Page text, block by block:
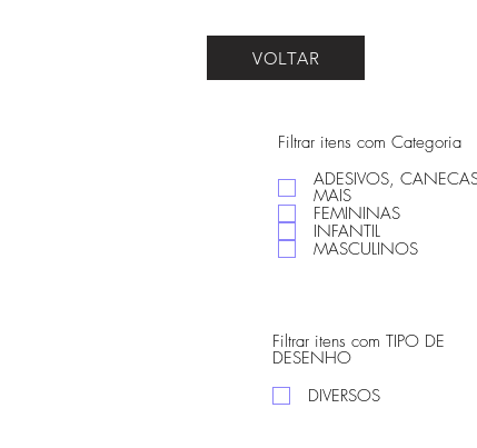
VOLTAR
Filtrar itens com Categoria
ADESIVOS,
MAIS
FEMININAS
INFANTIL
MASCULINOS
Filtrar itens com TIPO DE
DESENHO
DIVERSOS